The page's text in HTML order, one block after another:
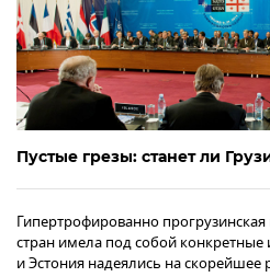
Пустые грезы: станет ли
Гипертрофированно
стран имела под собой конкретные
и Эстония надеялись на скорейшее